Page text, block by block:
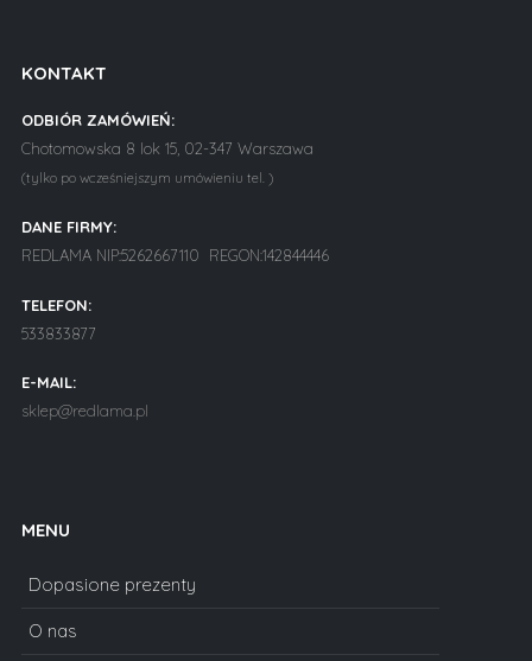
KONTAKT
ODBIÓR ZAMÓWIEŃ:
Chotomowska 8 lok 15, 02-347 Warszawa
(tylko po wcześniejszym umówieniu tel. )
DANE FIRMY:
REDLAMA NIP:5262667110 REGON:142844446
TELEFON:
533833877
E-MAIL:
sklep@redlama.pl
MENU
Dopasione prezenty
O nas